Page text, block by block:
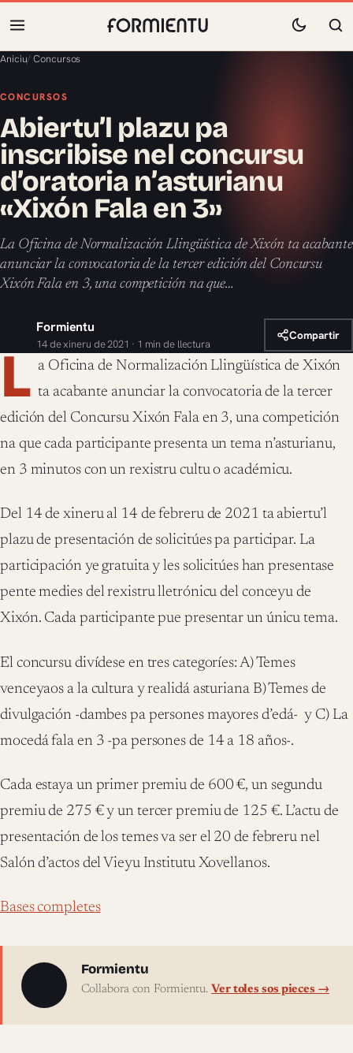
Aniciu/Concursos
CONCURSOS
Abiertu’l plazu pa
inscribise nel concursu
d’oratoria n’asturianu
«Xixón Fala en 3»
La Oficina de Normalización Llingüística de Xixón ta acabante
anunciar la convocatoria de la tercer edición del Concursu
Xixón Fala en 3, una competición na que…
Formientu
14 de xineru de 2021 · 1 min de llectura
Compartir
L a Oficina de Normalización Llingüística de Xixón
ta acabante anunciar la convocatoria de la tercer
edición del Concursu Xixón Fala en 3, una competición
na que cada participante presenta un tema n’asturianu,
en 3 minutos con un rexistru cultu o académicu.
Del 14 de xineru al 14 de febreru de 2021 ta abiertu’l
plazu de presentación de solicitúes pa participar. La
participación ye gratuita y les solicitúes han presentase
pente medies del rexistru lletrónicu del conceyu de
Xixón. Cada participante pue presentar un únicu tema.
El concursu divídese en tres categoríes: A) Temes
venceyaos a la cultura y realidá asturiana B) Temes de
divulgación -dambes pa persones mayores d’edá- y C) La
mocedá fala en 3 -pa persones de 14 a 18 años-.
Cada estaya un primer premiu de 600 €, un segundu
premiu de 275 € y un tercer premiu de 125 €. L’actu de
presentación de los temes va ser el 20 de febreru nel
Salón d’actos del Vieyu Institutu Xovellanos.
Bases completes
Sobre l'autor
Formientu
Collabora con Formientu.Ver toles sos pieces →